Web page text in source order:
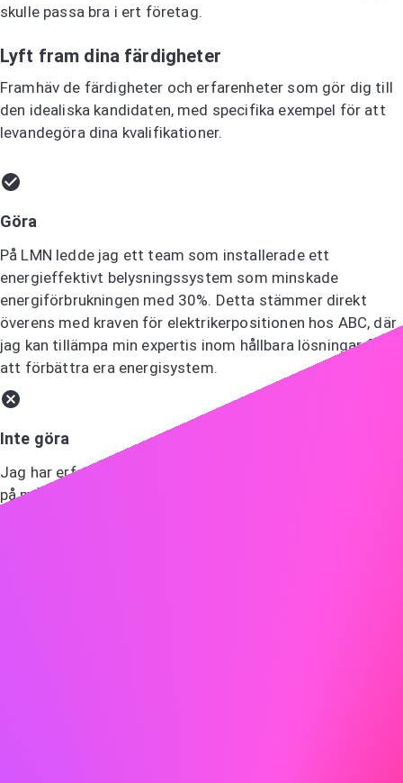
skulle passa bra i ert företag.
Lyft fram dina färdigheter
Framhäv de färdigheter och erfarenheter som gör dig till
den idealiska kandidaten, med specifika exempel för att
levandegöra dina kvalifikationer.
Göra
På LMN ledde jag ett team som installerade ett
energieffektivt belysningssystem som minskade
energiförbrukningen med 30%. Detta stämmer direkt
överens med kraven för elektrikerpositionen hos ABC, där
jag kan tillämpa min expertis inom hållbara lösningar för
att förbättra era energisystem.
Inte göra
Jag har erfarenhet av olika elinstallationer och har arbetat
på många projekt.